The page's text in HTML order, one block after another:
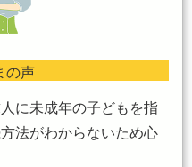
の声
に未成年の子どもを指
法がわからないため心